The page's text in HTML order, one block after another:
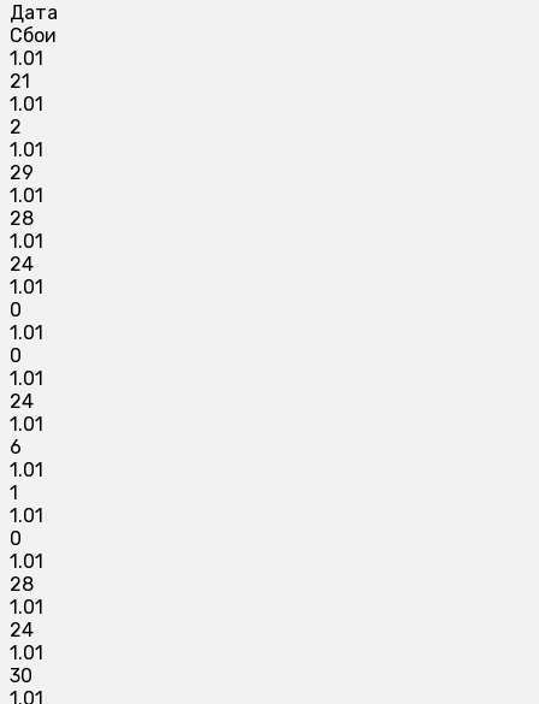
Дата
Сбои
1.01
21
1.01
2
1.01
29
1.01
28
1.01
24
1.01
0
1.01
0
1.01
24
1.01
6
1.01
1
1.01
0
1.01
28
1.01
24
1.01
30
1.01